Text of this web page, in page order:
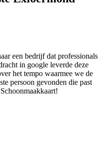
een bedrijf dat professionals
in google leverde deze
het tempo waarmee we de
persoon gevonden die past